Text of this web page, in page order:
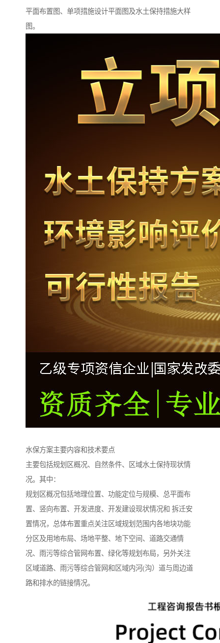
平面布置图、单项措施设计平面图及水土保持措施大样
图。
水保方案主要内容和技术要点
主要包括规划区概况、自然条件、区域水土保持现状情
况。其中：
规划区概况包括地理位置、功能定位与规模、总平面布
置、竖向布置、开发进度、开发建设现状情况和 拆迁安
置情况，总体布置重点关注区域规划范围内各地块功能
分区及用地布局、场地平整、地下空间、道路交通情
况、雨污等综合管网布置、绿化等规划布局，另外关注
区域道路、雨污等综合管网和区域内河(沟）道与周边道
路和排水的链接情况。